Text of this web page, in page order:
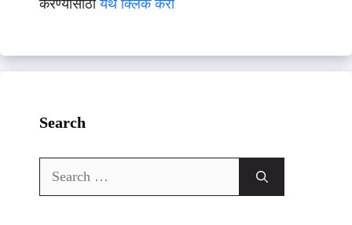
करण्यासाठीयेथे क्लिक करा
Search
Search
for: